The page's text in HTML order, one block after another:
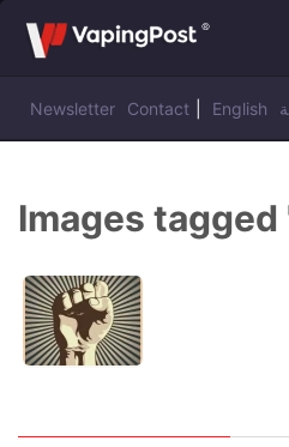
Newsletter Contact English
Vous êtes ici :Vaping Post»
Images